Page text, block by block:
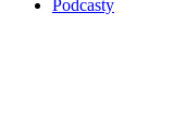
Podcasty